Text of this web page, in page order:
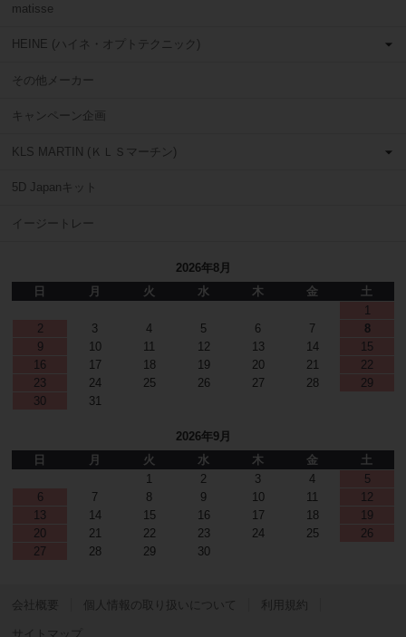
matisse
HEINE (ハイネ・オプトテクニック)
その他メーカー
キャンペーン企画
KLS MARTIN (ＫＬＳマーチン)
5D Japanキット
イージートレー
2026年8月
日
月 火 水 木 金
土
1
2
3 4 5 6 7
8
9
10 11 12 13 14
15
16
17 18 19 20 21
22
23
24 25 26 27 28
29
30
31
2026年9月
日
月 火 水 木 金
土
1
2 3 4
5
6
7 8 9 10 11
12
13
14 15 16 17 18
19
20
21 22 23 24 25
26
27
28 29 30
会社概要 個人情報の取り扱いについて 利用規約
サイトマップ